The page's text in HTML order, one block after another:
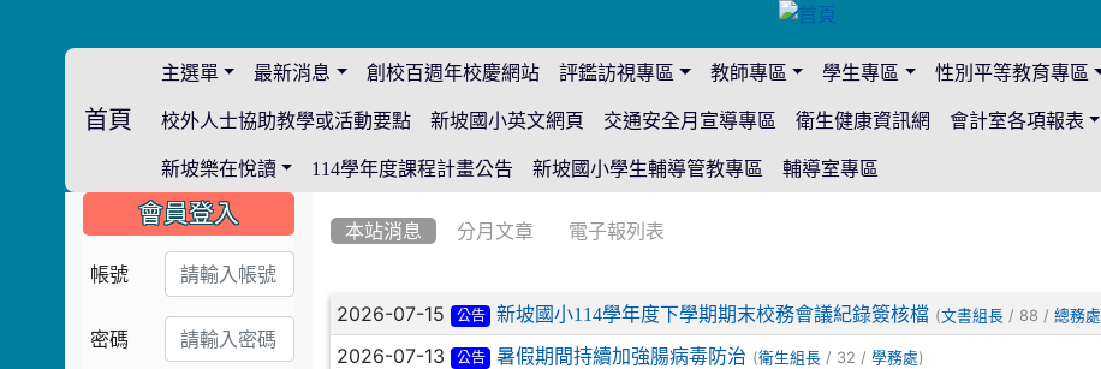
首頁
主選單 最新消息 創校百週年校慶網站 評鑑訪視專區 教師專區 學生專區 性別平等教育專區
校外人士協助教學或活動要點 新坡國小英文網頁 交通安全月宣導專區 衛生健康資訊網 會計室各項報表
新坡樂在悅讀 114學年度課程計畫公告 新坡國小學生輔導管教專區 輔導室專區
本站消息 分月文章 電子報列表
文章列表
2026-07-15 公告 新坡國小114學年度下學期期末校務會議紀錄簽核檔 (文書組長 / 88 /總務處
2026-07-13 公告 暑假期間持續加強腸病毒防治 (衛生組長 / 32 /學務處)
::: 會員登入
帳號
密碼